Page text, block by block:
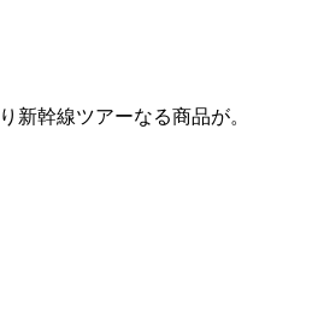
新幹線ツアーなる商品が。